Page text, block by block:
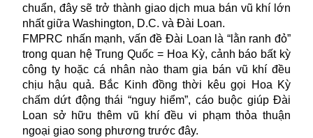
chuẩn, đây sẽ trở thành giao dịch mua bán vũ khí lớn
nhất giữa Washington, D.C. và Đài Loan.
FMPRC nhấn mạnh, vấn đề Đài Loan là “lằn ranh đỏ”
trong quan hệ Trung Quốc = Hoa Kỳ, cảnh báo bất kỳ
công ty hoặc cá nhân nào tham gia bán vũ khí đều
chịu hậu quả. Bắc Kinh đồng thời kêu gọi Hoa Kỳ
chấm dứt động thái “nguy hiểm”, cáo buộc giúp Đài
Loan sở hữu thêm vũ khí đều vi phạm thỏa thuận
ngoại giao song phương trước đây.